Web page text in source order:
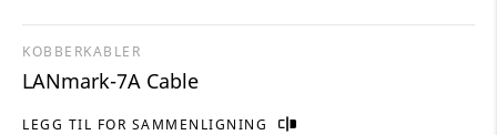
LEGG TIL FOR SAMMENLIGNING
KOBBERKABLER
LANmark-7A Cable